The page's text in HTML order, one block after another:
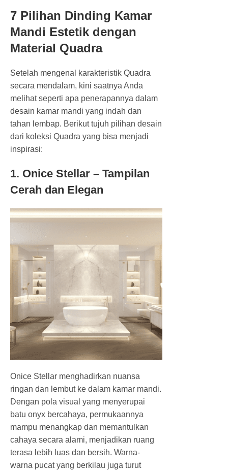
7 Pilihan Dinding Kamar
Mandi Estetik dengan
Material Quadra
Setelah mengenal karakteristik Quadra
secara mendalam, kini saatnya Anda
melihat seperti apa penerapannya dalam
desain kamar mandi yang indah dan
tahan lembap. Berikut tujuh pilihan desain
dari koleksi Quadra yang bisa menjadi
inspirasi:
1. Onice Stellar – Tampilan
Cerah dan Elegan
Onice Stellar menghadirkan nuansa
ringan dan lembut ke dalam kamar mandi.
Dengan pola visual yang menyerupai
batu onyx bercahaya, permukaannya
mampu menangkap dan memantulkan
cahaya secara alami, menjadikan ruang
terasa lebih luas dan bersih. Warna-
warna pucat yang berkilau juga turut